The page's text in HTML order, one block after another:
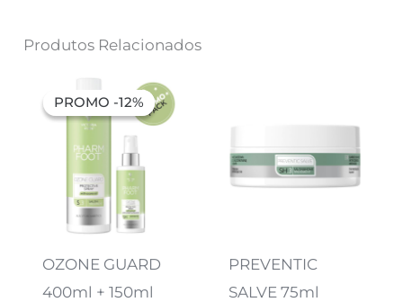
Produtos Relacionados
PROMO -12%
PROMO -12%
OZONE GUARD
400ml + 150ml
preço
original
26,02 €.
O
preço
atual
é:
22,97 €.
PREVENTIC
SALVE 75ml